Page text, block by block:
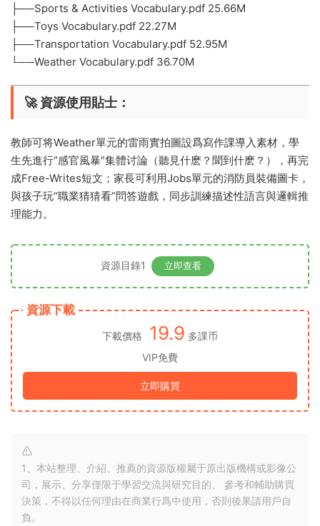
├──Sports & Activities Vocabulary.pdf 25.66M
├──Toys Vocabulary.pdf 22.27M
├──Transportation Vocabulary.pdf 52.95M
└──Weather Vocabulary.pdf 36.70M
​🚀 資源使用貼士​ ​：
教師可将Weather單元的雷雨實拍圖設爲寫作課導入素材，學
生先進行“感官風暴”集體讨論（聽見什麽？聞到什麽？），再完
成Free-Writes短文；家長可利用Jobs單元的消防員裝備圖卡，
與孩子玩“職業猜猜看”問答遊戲，同步訓練描述性語言與邏輯推
理能力。
資源目錄1 立即查看
資源下載
下載價格 19.9 多課币
VIP免費
立即購買
1、本站整理、介紹、推薦的資源版權屬于原出版機構或影像公
司，展示、分享僅限于學習交流與研究目的、 參考和輔助購買
決策，不得以任何理由在商業行爲中使用，否則後果請用戶自
負。